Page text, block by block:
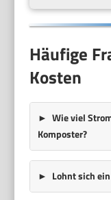
Häufige
Kosten
Wie viel
Komposter?
Lohnt sich